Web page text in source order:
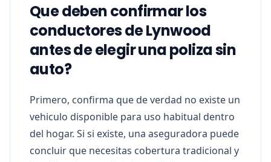
Que deben confirmar los
conductores de Lynwood
antes de elegir una poliza sin
auto?
Primero, confirma que de verdad no existe un
vehiculo disponible para uso habitual dentro
del hogar. Si si existe, una aseguradora puede
concluir que necesitas cobertura tradicional y